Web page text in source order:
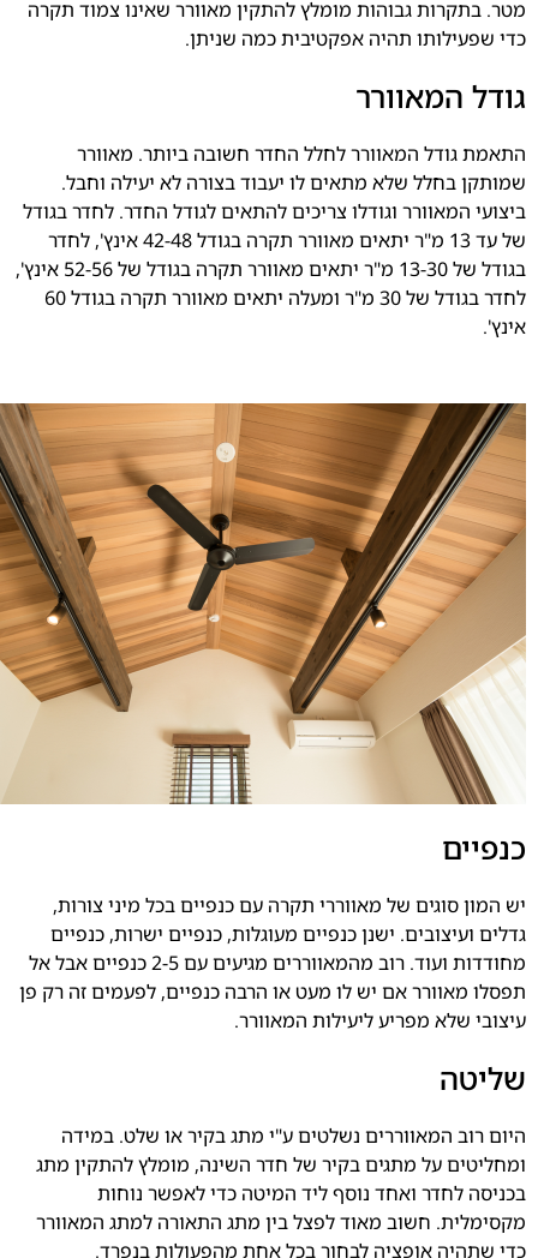
מטר. בתקרות גבוהות מומלץ להתקין מאוורר שאינו צמוד תקרה
כדי שפעילותו תהיה אפקטיבית כמה שניתן.
גודל המאוורר
התאמת גודל המאוורר לחלל החדר חשובה ביותר. מאוורר
שמותקן בחלל שלא מתאים לו יעבוד בצורה לא יעילה וחבל.
ביצועי המאוורר וגודלו צריכים להתאים לגודל החדר. לחדר בגודל
של עד 13 מ"ר יתאים מאוורר תקרה בגודל 42-48 אינץ', לחדר
בגודל של 13-30 מ"ר יתאים מאוורר תקרה בגודל של 52-56 אינץ',
לחדר בגודל של 30 מ"ר ומעלה יתאים מאוורר תקרה בגודל 60
אינץ'.
כנפיים
יש המון סוגים של מאווררי תקרה עם כנפיים בכל מיני צורות,
גדלים ועיצובים. ישנן כנפיים מעוגלות, כנפיים ישרות, כנפיים
מחודדות ועוד. רוב מהמאווררים מגיעים עם 2-5 כנפיים אבל אל
תפסלו מאוורר אם יש לו מעט או הרבה כנפיים, לפעמים זה רק פן
עיצובי שלא מפריע ליעילות המאוורר.
שליטה
היום רוב המאווררים נשלטים ע"י מתג בקיר או שלט. במידה
ומחליטים על מתגים בקיר של חדר השינה, מומלץ להתקין מתג
בכניסה לחדר ואחד נוסף ליד המיטה כדי לאפשר נוחות
מקסימלית. חשוב מאוד לפצל בין מתג התאורה למתג המאוורר
כדי שתהיה אופציה לבחור בכל אחת מהפעולות בנפרד.